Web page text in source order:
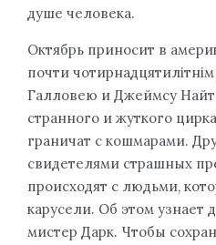
душе человека.
Октябрь приносит в
почти
Галловею и Джеймсу
странного и жуткого
граничат с кошмарами.
свидетелями страшных
происходят с людьми,
карусели. Об этом узнает
мистер Дарк. Чтобы